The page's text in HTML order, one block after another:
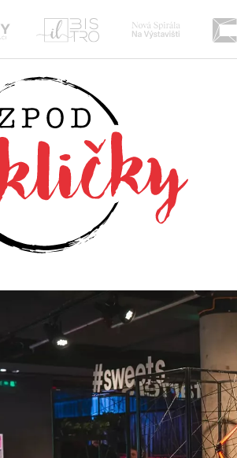
Pankráci
Bistro
Nová
Spirála